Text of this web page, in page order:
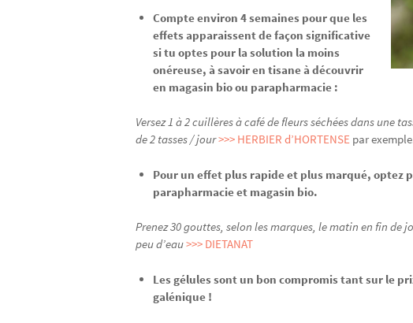
Compte environ 4 semaines pour que les
effets apparaissent de façon significative
si tu optes pour la solution la moins
onéreuse, à savoir en tisane à découvrir
en magasin bio ou parapharmacie :
Versez 1 à 2 cuillères à café de fleurs séchées dans une
de 2 tasses / jour>>> HERBIER d’HORTENSEpar
Pour un effet plus rapide et plus marqué, optez
parapharmacie et magasin bio.
Prenez 30 gouttes, selon les marques, le matin en fin de
peu d’eau>>> DIETANAT
Les gélules sont un bon compromis tant sur le
galénique !